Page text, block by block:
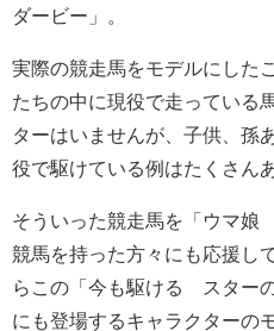
ダービー」。
実際の競走馬をモデルにした
たちの中に現役で走っている
ターはいませんが、子供、孫
役で駆けている例はたくさん
そういった競走馬を「ウマ
競馬を持った方々にも応援し
らこの「今も駆ける スター
にも登場するキャラクターの